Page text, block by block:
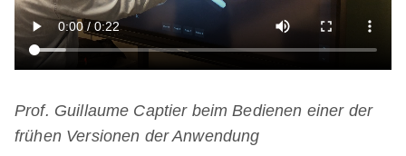
Prof. Guillaume Captier beim Bedienen einer der
frühen Versionen der Anwendung